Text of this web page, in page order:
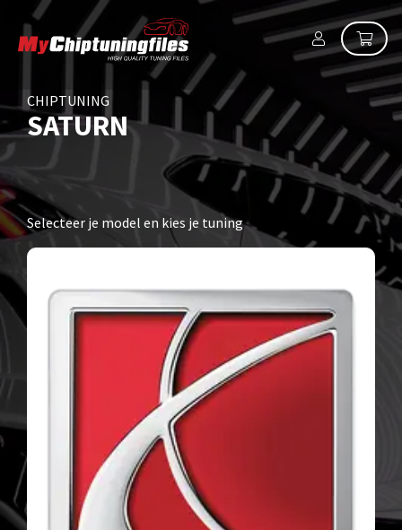
CHIPTUNING
SATURN
Selecteer je model en kies je tuning